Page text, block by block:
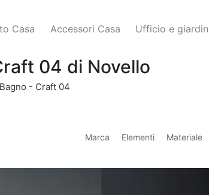
Casa Accessori Casa Ufficio e
04 di Novello
- Craft 04
Marca Elementi Materiale